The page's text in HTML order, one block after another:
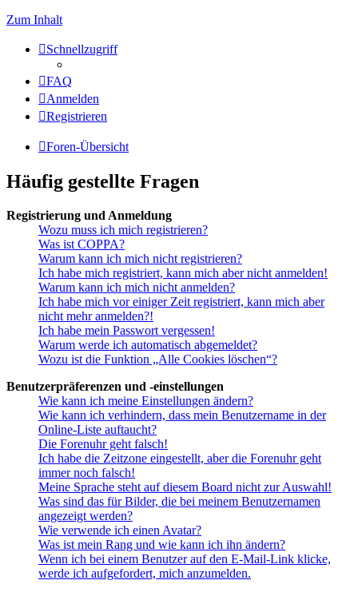
Zum Inhalt
Schnellzugriff
FAQ
Anmelden
Registrieren
Foren-Übersicht
Häufig gestellte Fragen
Registrierung und Anmeldung
Wozu muss ich mich registrieren?
Was ist COPPA?
Warum kann ich mich nicht registrieren?
Ich habe mich registriert, kann mich aber nicht anmelden!
Warum kann ich mich nicht anmelden?
Ich habe mich vor einiger Zeit registriert, kann mich aber
nicht mehr anmelden?!
Ich habe mein Passwort vergessen!
Warum werde ich automatisch abgemeldet?
Wozu ist die Funktion „Alle Cookies löschen“?
Benutzerpräferenzen und -einstellungen
Wie kann ich meine Einstellungen ändern?
Wie kann ich verhindern, dass mein Benutzername in der
Online-Liste auftaucht?
Die Forenuhr geht falsch!
Ich habe die Zeitzone eingestellt, aber die Forenuhr geht
immer noch falsch!
Meine Sprache steht auf diesem Board nicht zur Auswahl!
Was sind das für Bilder, die bei meinem Benutzernamen
angezeigt werden?
Wie verwende ich einen Avatar?
Was ist mein Rang und wie kann ich ihn ändern?
Wenn ich bei einem Benutzer auf den E-Mail-Link klicke,
werde ich aufgefordert, mich anzumelden.